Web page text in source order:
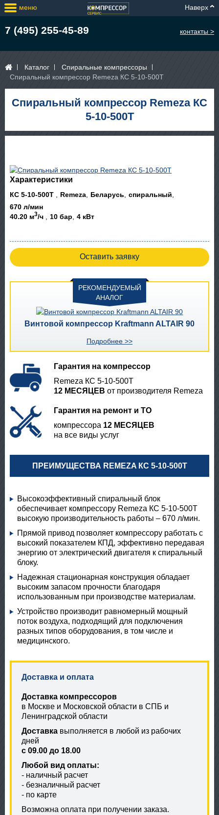
меню Наверх
7 (495) 255-45-89 контакты >
Каталог
Спиральные компрессоры
Спиральный компрессор Remeza КС 5-10-500Т
Спиральный компрессор Remeza КС
5-10-500Т
Характеристики
КС 5-10-500Т Remeza Беларусь
спиральный
670 л/мин
40.20 м3/ч 10 бар 4 кВт
Оставить заявку
РЕКОМЕНДУЕМЫЙ
АНАЛОГ
Винтовой компрессор Kraftmann ALTAIR 90
Подробнее >>
Гарантия на компрессор
Remeza КС 5-10-500Т
12 МЕСЯЦЕВ от производителя Remeza
Гарантия на ремонт и ТО
компрессора 12 МЕСЯЦЕВ
на все виды услуг
ПРЕИМУЩЕСТВА REMEZA КС 5-10-500Т
Высокоэффективный спиральный блок
обеспечивает компрессору Remeza КС 5-10-500Т
высокую производительность работы – 670 л/мин.
Прямой привод позволяет компрессору работать с
высокий показателем КПД, эффективно передавая
энергию от электрический двигателя к спиральный
блоку.
Надежная стационарная конструкция обладает
высоким запасом прочности благодаря
использованным при производстве материалам.
Устройство производит равномерный мощный
поток воздуха, подходящий для подключения
разных типов оборудования, в том числе и
медицинского.
Доставка и оплата
Доставка компрессоров
в Москве и Московской области в СПБ и
Ленинградской области
Доставка выполняется в любой из рабочих
дней
с 09.00 до 18.00
Любой вид оплаты:
- наличный расчет
- безналичный расчет
- по карте
Возможна оплата при получении заказа.